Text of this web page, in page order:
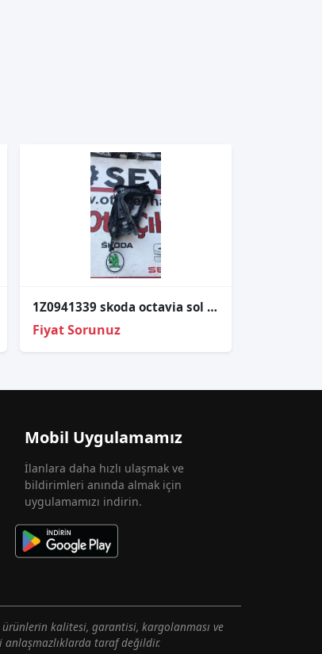
1Z0941339 skoda octavia sol far alt braketi demiri
Fiyat Sorunuz
Mobil Uygulamamız
İlanlara daha hızlı ulaşmak ve
bildirimleri anında almak için
uygulamamızı indirin.
ürünlerin kalitesi, garantisi, kargolanması ve
anlaşmazlıklarda taraf değildir.